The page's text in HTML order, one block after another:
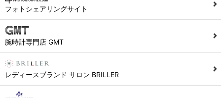
フォトシェアリングサイト
腕時計専門店 GMT
レディースブランド サロン BRILLER